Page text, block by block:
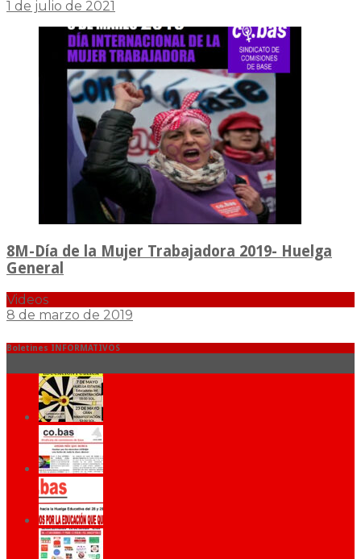
1 de julio de 2021
8M-Día de la Mujer Trabajadora 2019- Huelga
General
Videos
8 de marzo de 2019
Boletines INFORMATIVOS